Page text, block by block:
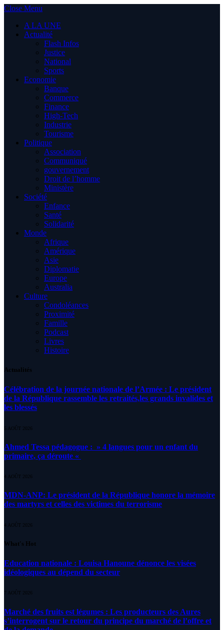
Close Menu
A LA UNE
Actualité
Flash Infos
Justice
National
Sports
Economie
Banque
Commerce
Finance
High-Tech
Industrie
Tourisme
Politique
Association
Communiqué
gouvernement
Droit de l’homme
Ministère
Société
Enfance
Santé
Solidarité
Monde
Afrique
Amérique
Asie
Diplomatie
Europe
Australia
Culture
Condoléances
Proximité
Famille
Podcast
Livres
Histoire
Actualités
Célébration de la journée nationale de l’Armée : Le président
de la République rassemble les retraités,les grands invalides et
les blessés
5 AOÛT 2026
Ahmed Tessa pédagogue : » 4 langues pour un enfant du
primaire, ça déroute «
4 AOÛT 2026
MDN-ANP: Le président de la République honore la mémoire
des martyrs et celles des victimes du terrorisme
4 AOÛT 2026
What's Hot
Education nationale : Louisa Hanoune dénonce les visées
idéologiques au dépend du secteur
7 AOÛT 2026
Marché des fruits est légumes : Les producteurs des Aures
s’interrogent sur le retour du principe du marché de l’offre et